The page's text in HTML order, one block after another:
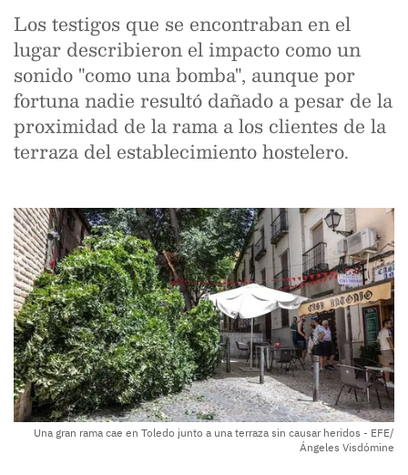
Los testigos que se encontraban en el
lugar describieron el impacto como un
sonido "como una bomba", aunque por
fortuna nadie resultó dañado a pesar de la
proximidad de la rama a los clientes de la
terraza del establecimiento hostelero.
Una gran rama cae en Toledo junto a una terraza sin causar heridos - EFE/
Ángeles Visdómine